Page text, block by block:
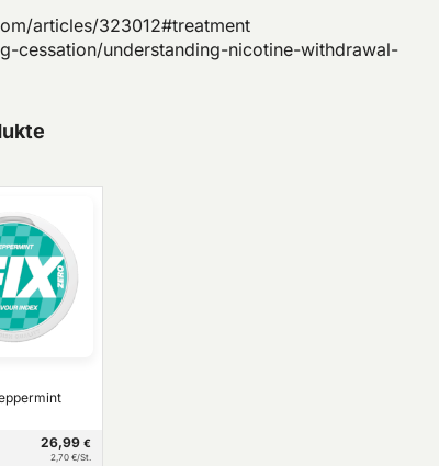
articles/323012#treatment
cessation/understanding-nicotine-withdrawal-
26,99 €
2,70 €/St.